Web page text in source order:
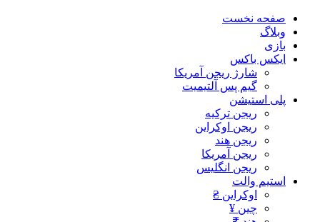
صفحه نخست
وبلاگ
بازی
ایکس باکس
شارژ ریجن آمریکا
گیم پس آلتیمیت
پلی استیشن
ریجن ترکیه
ریجن اوکراین
ریجن هند
ریجن آمریکا
ریجن انگلیس
استیم والت
اوکراین ₴
چین ¥